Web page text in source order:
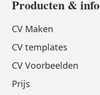
Producten & info
CV Maken
CV templates
CV Voorbeelden
Prijs